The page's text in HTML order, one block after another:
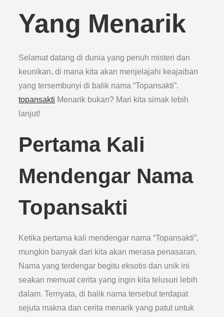
Yang Menarik
Selamat datang di dunia yang penuh misteri dan
keunikan, di mana kita akan menjelajahi keajaiban
yang tersembunyi di balik nama “Topansakti”.
topansakti Menarik bukan? Mari kita simak lebih
lanjut!
Pertama Kali
Mendengar Nama
Topansakti
Ketika pertama kali mendengar nama “Topansakti”,
mungkin banyak dari kita akan merasa penasaran.
Nama yang terdengar begitu eksotis dan unik ini
seakan memuat cerita yang ingin kita telusuri lebih
dalam. Ternyata, di balik nama tersebut terdapat
sejuta makna dan cerita menarik yang patut untuk